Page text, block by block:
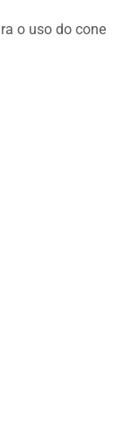
o uso do cone